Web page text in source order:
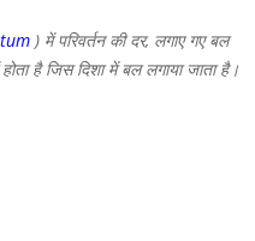
) में परिवर्तन की दर, लगाए गए बल
है जिस दिशा में बल लगाया जाता है।